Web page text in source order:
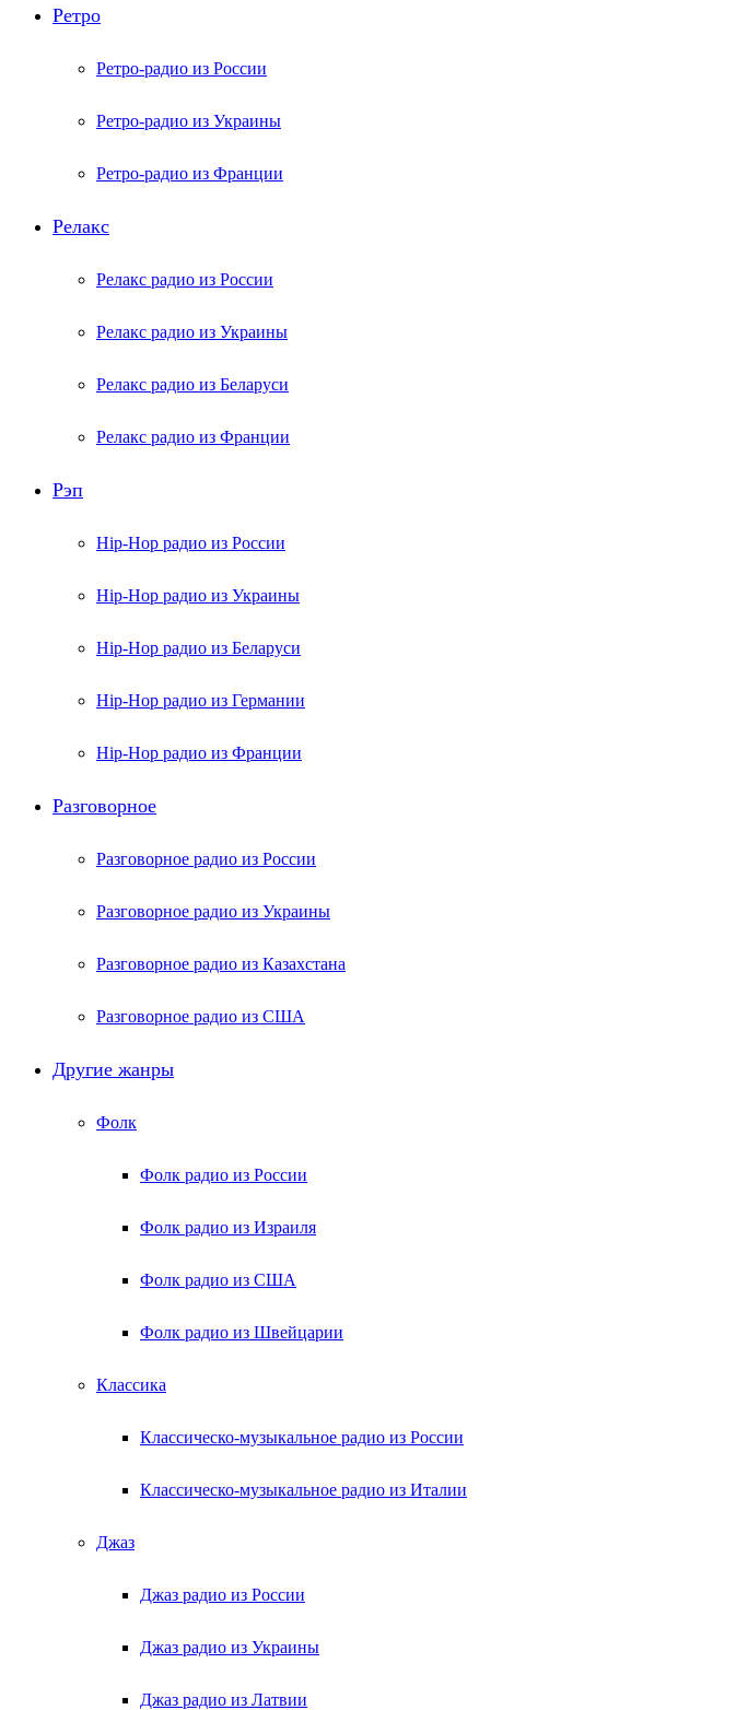
Ретро
Ретро-радио из России
Ретро-радио из Украины
Ретро-радио из Франции
Релакс
Релакс радио из России
Релакс радио из Украины
Релакс радио из Беларуси
Релакс радио из Франции
Рэп
Hip-Hop радио из России
Hip-Hop радио из Украины
Hip-Hop радио из Беларуси
Hip-Hop радио из Германии
Hip-Hop радио из Франции
Разговорное
Разговорное радио из России
Разговорное радио из Украины
Разговорное радио из Казахстана
Разговорное радио из США
Другие жанры
Фолк
Фолк радио из России
Фолк радио из Израиля
Фолк радио из США
Фолк радио из Швейцарии
Классика
Классическо-музыкальное радио из России
Классическо-музыкальное радио из Италии
Джаз
Джаз радио из России
Джаз радио из Украины
Джаз радио из Латвии